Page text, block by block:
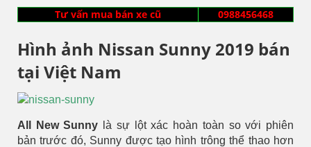
Tư vấn mua bán xe cũ
0988456468
Hình ảnh Nissan Sunny 2019 bán
tại Việt Nam
All New Sunny là sự lột xác hoàn toàn so với phiên
bản trước đó, Sunny được tạo hình trông thể thao hơn